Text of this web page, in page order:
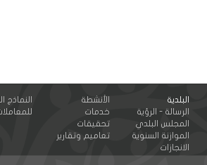
البلدية
الرسالة - الرؤية
المجلس البلدي
الموازنة السنوية
الانجازات
الأنشطة
خدمات
تحقيقات
تعاميم وتقارير
النماذج